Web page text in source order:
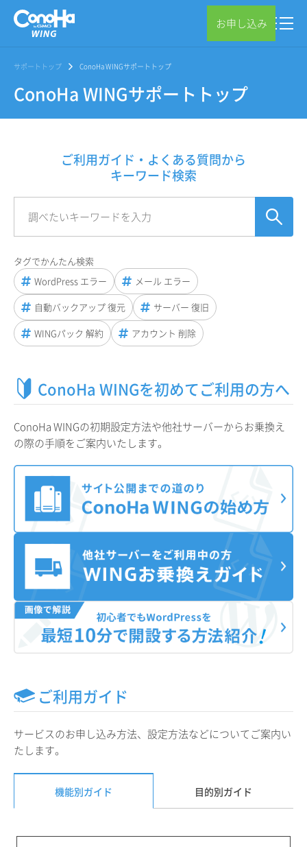
お申し込み
サポートトップ ConoHa WINGサポートトップ
ConoHa WINGサポートトップ
ご利用ガイド・よくある質問から
キーワード検索
タグでかんたん検索
WordPress エラー
メール エラー
自動バックアップ 復元
サーバー 復旧
WINGパック 解約
アカウント 削除
ConoHa WINGを初めてご利用の方へ
ConoHa WINGの初期設定方法や他社サーバーからお乗換え
の際の手順をご案内いたします。
ご利用ガイド
サービスのお申し込み方法、設定方法などについてご案内い
たします。
機能別ガイド 目的別ガイド